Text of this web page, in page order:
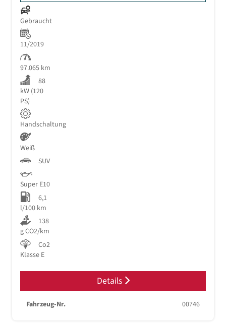
Gebraucht
11/2019
97.065 km
88
kW (120
PS)
Handschaltung
Weiß
SUV
Super E10
6,1
l/100 km
138
g CO2/km
Co2
Klasse E
Details
Fahrzeug-Nr. 00746